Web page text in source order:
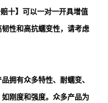
十】可以一对一开具增值
性和高抗蠕变性，请考虑
拥有众多特性、耐蠕变、
刚度和强度。众多产品为